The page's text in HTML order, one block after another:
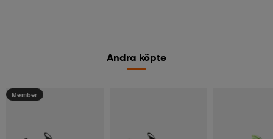
Andra köpte
Member